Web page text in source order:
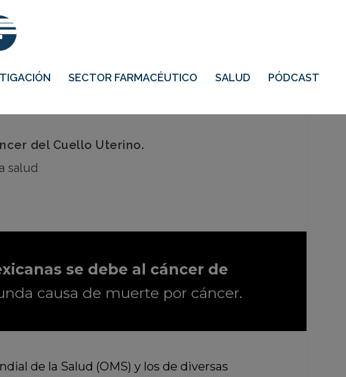
SECTOR FARMACÉUTICO SALUD PÓDCAST
del Cuello Uterino.
salud
se debe al cáncer de
causa de muerte por cáncer.
de la Salud (OMS) y los de diversas